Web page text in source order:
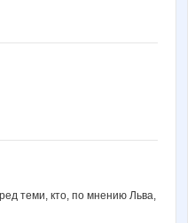
теми, кто, по мнению Льва,